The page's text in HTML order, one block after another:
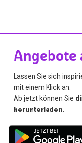
Angebote
Lassen Sie sich
mit einem Klick an.
Ab jetzt können Sie
herunterladen